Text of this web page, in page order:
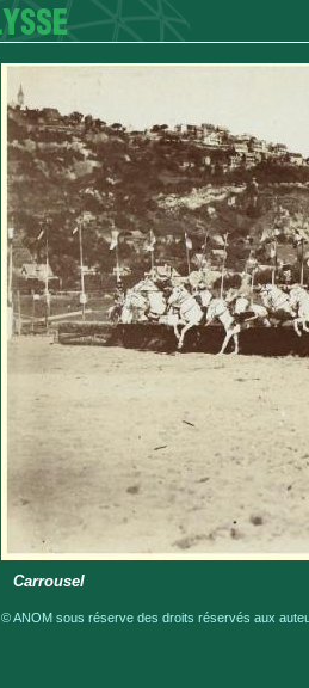
Carrousel
© ANOM sous réserve des droits réservés aux